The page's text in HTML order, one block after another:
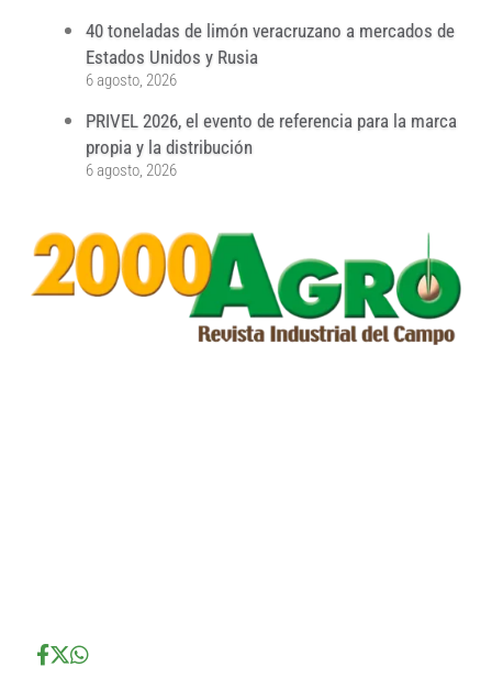
40 toneladas de limón veracruzano a mercados de
Estados Unidos y Rusia
6 agosto, 2026
PRIVEL 2026, el evento de referencia para la marca
propia y la distribución
6 agosto, 2026